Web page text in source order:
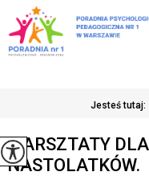
Jesteś tutaj:
WARSZTATY
NASTOLATKÓW.